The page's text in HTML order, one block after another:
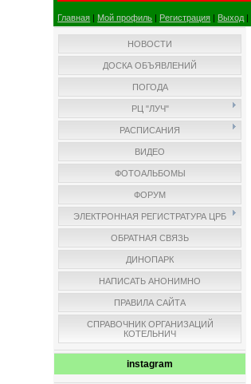
Главная | Мой профиль | Регистрация | Выход |
НОВОСТИ
ДОСКА ОБЪЯВЛЕНИЙ
ПОГОДА
РЦ "ЛУЧ"
РАСПИСАНИЯ
ВИДЕО
ФОТОАЛЬБОМЫ
ФОРУМ
ЭЛЕКТРОННАЯ РЕГИСТРАТУРА ЦРБ
ОБРАТНАЯ СВЯЗЬ
ДИНОПАРК
НАПИСАТЬ АНОНИМНО
ПРАВИЛА САЙТА
СПРАВОЧНИК ОРГАНИЗАЦИЙ
КОТЕЛЬНИЧ
instagram